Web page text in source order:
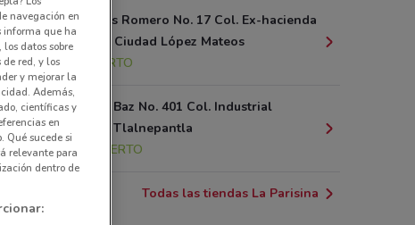
Villa Nicolas Romero No. 17 Col. Ex-hacienda
El Pedregal Ciudad López Mateos
4 km
ABIERTO
Av. Gustavo Baz No. 401 Col. Industrial
Tlaxcolpan Tlalnepantla
4.1 km
ABIERTO
Todas las tiendas La Parisina
navegación en
informa que ha
datos sobre
red, y los
y mejorar la
Además,
científicas y
en
Qué sucede si
relevante para
dentro de